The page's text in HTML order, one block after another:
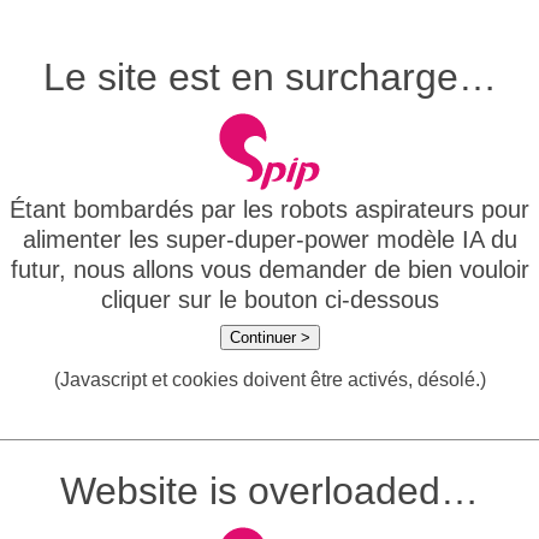
Le site est en surcharge…
Étant bombardés par les robots aspirateurs pour
alimenter les super-duper-power modèle IA du
futur, nous allons vous demander de bien vouloir
cliquer sur le bouton ci-dessous
Continuer >
(Javascript et cookies doivent être activés, désolé.)
Website is overloaded…